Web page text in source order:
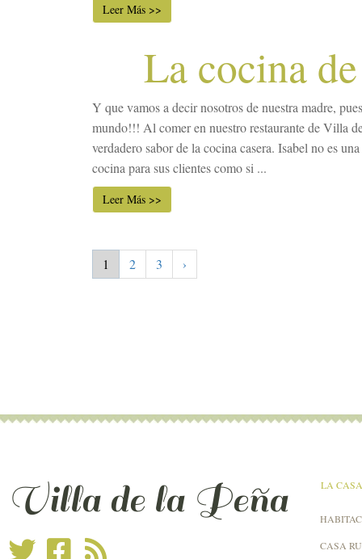
Leer Más >>
La cocina
Y que vamos a decir nosotros de nuestra madre,
mundo!!! Al comer en nuestro restaurante de Villa
verdadero sabor de la cocina casera. Isabel no es
cocina para sus clientes como si ...
Leer Más >>
1 2 3 ›
Villa de la Peña LA
CASA